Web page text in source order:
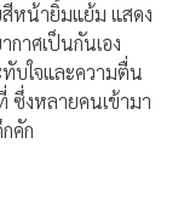
สีหน้ายิ้มแย้ม แสดง
กาศเป็นกันเอง
บใจและความตื่น
งหลายคนเข้ามา
คัก